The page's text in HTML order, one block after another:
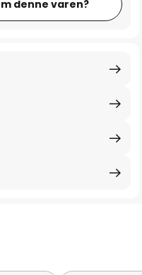
denne varen?